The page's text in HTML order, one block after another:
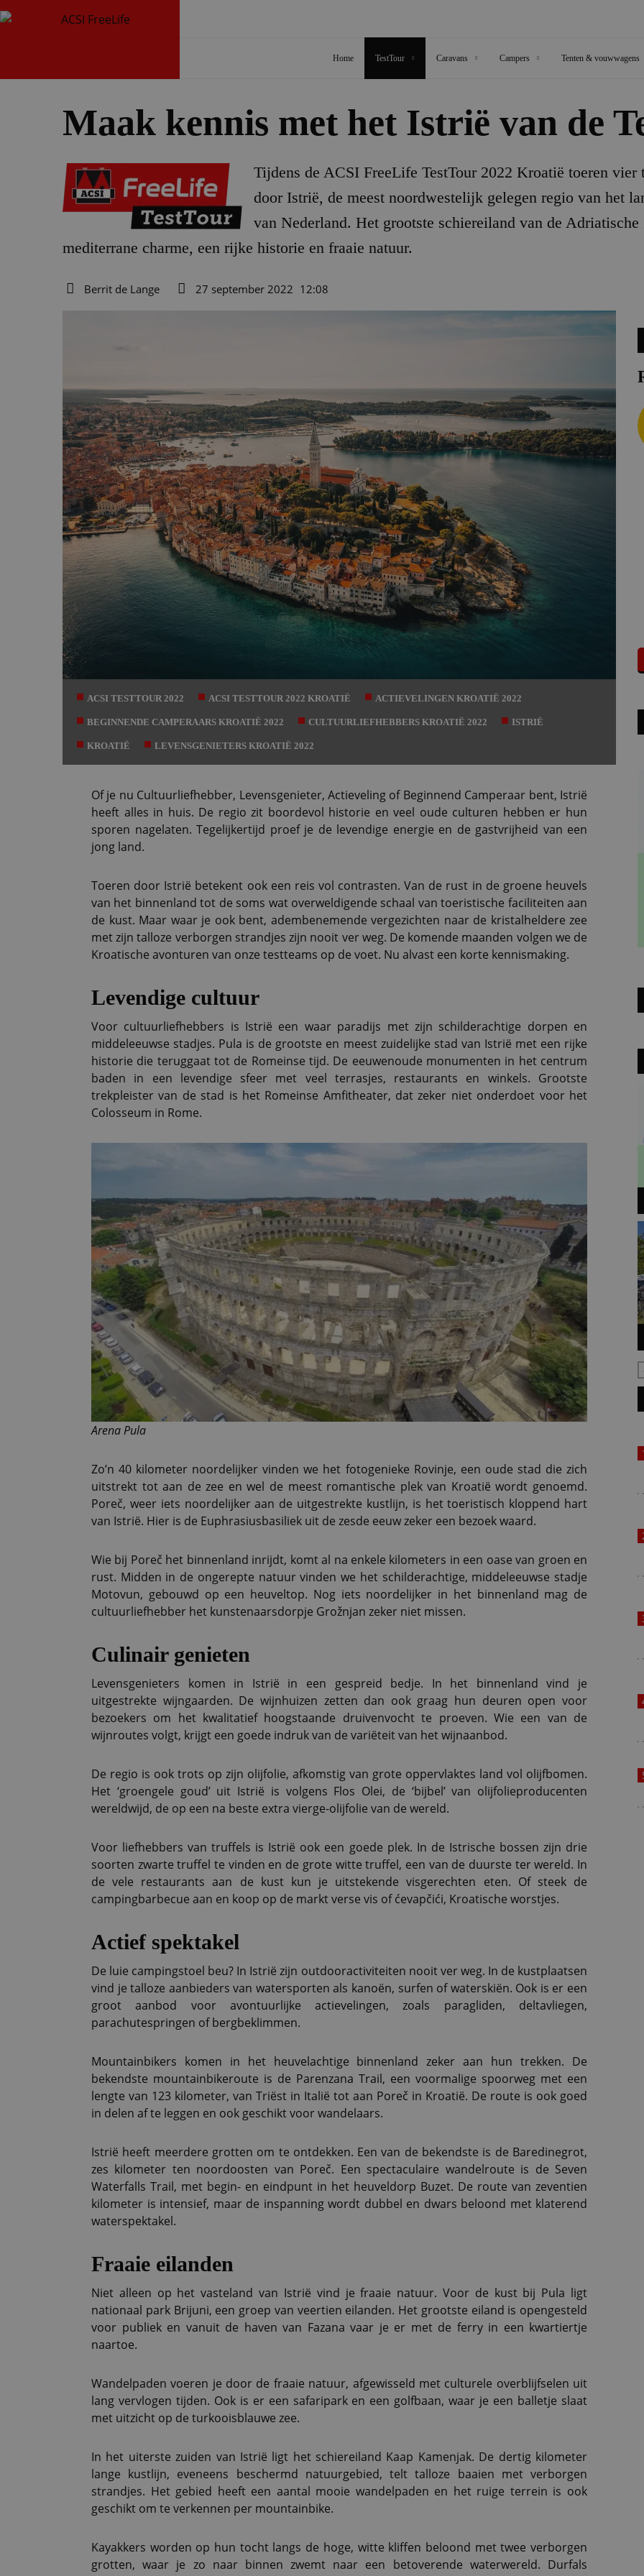
Home TestTour Caravans Campers Tenten & vouwwagens
Maak kennis met het Istrië van de
Tijdens de ACSI FreeLife TestTour 2022 Kroatië toeren vier
door Istrië, de meest noordwestelijk gelegen regio van het
van Nederland. Het grootste schiereiland van de
mediterrane charme, een rijke historie en fraaie natuur.
Berrit de Lange
27 september 2022 12:08
ACSI TESTTOUR 2022 ACSI TESTTOUR 2022 KROATIË ACTIEVELINGEN KROATIË 2022
BEGINNENDE CAMPERAARS KROATIË 2022 CULTUURLIEFHEBBERS KROATIË 2022 ISTRIË
KROATIË LEVENSGENIETERS KROATIË 2022
Of je nu Cultuurliefhebber, Levensgenieter, Actieveling of Beginnend Camperaar bent, Istrië
heeft alles in huis. De regio zit boordevol historie en veel oude culturen hebben er hun
sporen nagelaten. Tegelijkertijd proef je de levendige energie en de gastvrijheid van een
jong land.
Toeren door Istrië betekent ook een reis vol contrasten. Van de rust in de groene heuvels
van het binnenland tot de soms wat overweldigende schaal van toeristische faciliteiten aan
de kust. Maar waar je ook bent, adembenemende vergezichten naar de kristalheldere zee
met zijn talloze verborgen strandjes zijn nooit ver weg. De komende maanden volgen we de
Kroatische avonturen van onze testteams op de voet. Nu alvast een korte kennismaking.
Levendige cultuur
Voor cultuurliefhebbers is Istrië een waar paradijs met zijn schilderachtige dorpen en
middeleeuwse stadjes. Pula is de grootste en meest zuidelijke stad van Istrië met een rijke
historie die teruggaat tot de Romeinse tijd. De eeuwenoude monumenten in het centrum
baden in een levendige sfeer met veel terrasjes, restaurants en winkels. Grootste
trekpleister van de stad is het Romeinse Amfitheater, dat zeker niet onderdoet voor het
Colosseum in Rome.
Arena Pula
Zo’n 40 kilometer noordelijker vinden we het fotogenieke Rovinje, een oude stad die zich
uitstrekt tot aan de zee en wel de meest romantische plek van Kroatië wordt genoemd.
Poreč, weer iets noordelijker aan de uitgestrekte kustlijn, is het toeristisch kloppend hart
van Istrië. Hier is de Euphrasiusbasiliek uit de zesde eeuw zeker een bezoek waard.
Wie bij Poreč het binnenland inrijdt, komt al na enkele kilometers in een oase van groen en
rust. Midden in de ongerepte natuur vinden we het schilderachtige, middeleeuwse stadje
Motovun, gebouwd op een heuveltop. Nog iets noordelijker in het binnenland mag de
cultuurliefhebber het kunstenaarsdorpje Grožnjan zeker niet missen.
Culinair genieten
Levensgenieters komen in Istrië in een gespreid bedje. In het binnenland vind je
uitgestrekte wijngaarden. De wijnhuizen zetten dan ook graag hun deuren open voor
bezoekers om het kwalitatief hoogstaande druivenvocht te proeven. Wie een van de
wijnroutes volgt, krijgt een goede indruk van de variëteit van het wijnaanbod.
De regio is ook trots op zijn olijfolie, afkomstig van grote oppervlaktes land vol olijfbomen.
Het ‘groengele goud’ uit Istrië is volgens Flos Olei, de ‘bijbel’ van olijfolieproducenten
wereldwijd, de op een na beste extra vierge-olijfolie van de wereld.
Voor liefhebbers van truffels is Istrië ook een goede plek. In de Istrische bossen zijn drie
soorten zwarte truffel te vinden en de grote witte truffel, een van de duurste ter wereld. In
de vele restaurants aan de kust kun je uitstekende visgerechten eten. Of steek de
campingbarbecue aan en koop op de markt verse vis of ćevapčići, Kroatische worstjes.
Actief spektakel
De luie campingstoel beu? In Istrië zijn outdooractiviteiten nooit ver weg. In de kustplaatsen
vind je talloze aanbieders van watersporten als kanoën, surfen of waterskiën. Ook is er een
groot aanbod voor avontuurlijke actievelingen, zoals paragliden, deltavliegen,
parachutespringen of bergbeklimmen.
Mountainbikers komen in het heuvelachtige binnenland zeker aan hun trekken. De
bekendste mountainbikeroute is de Parenzana Trail, een voormalige spoorweg met een
lengte van 123 kilometer, van Triëst in Italië tot aan Poreč in Kroatië. De route is ook goed
in delen af te leggen en ook geschikt voor wandelaars.
Istrië heeft meerdere grotten om te ontdekken. Een van de bekendste is de Baredinegrot,
zes kilometer ten noordoosten van Poreč. Een spectaculaire wandelroute is de Seven
Waterfalls Trail, met begin- en eindpunt in het heuveldorp Buzet. De route van zeventien
kilometer is intensief, maar de inspanning wordt dubbel en dwars beloond met klaterend
waterspektakel.
Fraaie eilanden
Niet alleen op het vasteland van Istrië vind je fraaie natuur. Voor de kust bij Pula ligt
nationaal park Brijuni, een groep van veertien eilanden. Het grootste eiland is opengesteld
voor publiek en vanuit de haven van Fazana vaar je er met de ferry in een kwartiertje
naartoe.
Wandelpaden voeren je door de fraaie natuur, afgewisseld met culturele overblijfselen uit
lang vervlogen tijden. Ook is er een safaripark en een golfbaan, waar je een balletje slaat
met uitzicht op de turkooisblauwe zee.
In het uiterste zuiden van Istrië ligt het schiereiland Kaap Kamenjak. De dertig kilometer
lange kustlijn, eveneens beschermd natuurgebied, telt talloze baaien met verborgen
strandjes. Het gebied heeft een aantal mooie wandelpaden en het ruige terrein is ook
geschikt om te verkennen per mountainbike.
Kayakkers worden op hun tocht langs de hoge, witte kliffen beloond met twee verborgen
grotten, waar je zo naar binnen zwemt naar een betoverende waterwereld. Durfals